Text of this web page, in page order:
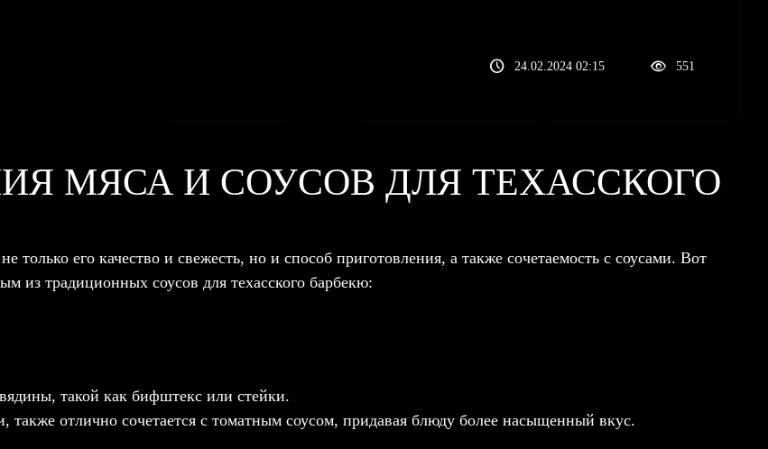
schedule 24.02.2024 02:15 visibility 551
МЯСА И СОУСОВ ДЛЯ ТЕХАССКОГО
только его качество и свежесть, но и способ приготовления, а также сочетаемость с соусами. Вот
из традиционных соусов для техасского барбекю:
такой как бифштекс или стейки.
отлично сочетается с томатным соусом, придавая блюду более насыщенный вкус.